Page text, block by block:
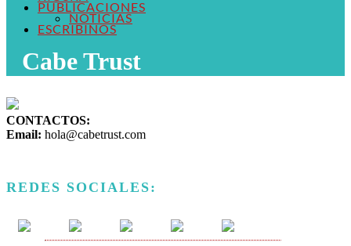
PUBLICACIONES
NOTICIAS
ESCRIBINOS
Cabe Trust
CONTACTOS:
Email: hola@cabetrust.com
REDES SOCIALES: